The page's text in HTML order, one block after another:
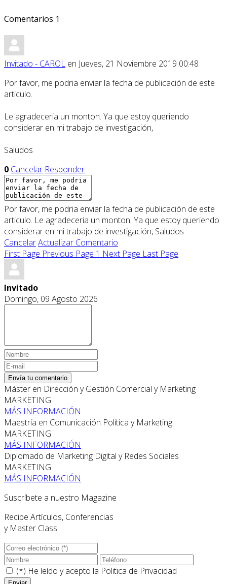
Comentarios 1
Invitado - CAROL en Jueves, 21 Noviembre 2019 00:48
Por favor, me podria enviar la fecha de publicación de este
articulo.
Le agradeceria un monton. Ya que estoy queriendo
considerar en mi trabajo de investigación,
Saludos
0 Cancelar Responder
Por favor, me podria enviar la fecha de publicación de este
articulo. Le agradeceria un monton. Ya que estoy queriendo
considerar en mi trabajo de investigación, Saludos
CancelarActualizar Comentario
First Page Previous Page 1 Next Page Last Page
Invitado
Domingo, 09 Agosto 2026
Envía tu comentario
Máster en Dirección y Gestión Comercial y Marketing
MARKETING
MÁS INFORMACIÓN
Maestría en Comunicación Política y Marketing
MARKETING
MÁS INFORMACIÓN
Diplomado de Marketing Digital y Redes Sociales
MARKETING
MÁS INFORMACIÓN
Suscríbete a nuestro Magazine
Recibe Artículos, Conferencias
y Master Class
(*) He leído y acepto la Politica de Privacidad